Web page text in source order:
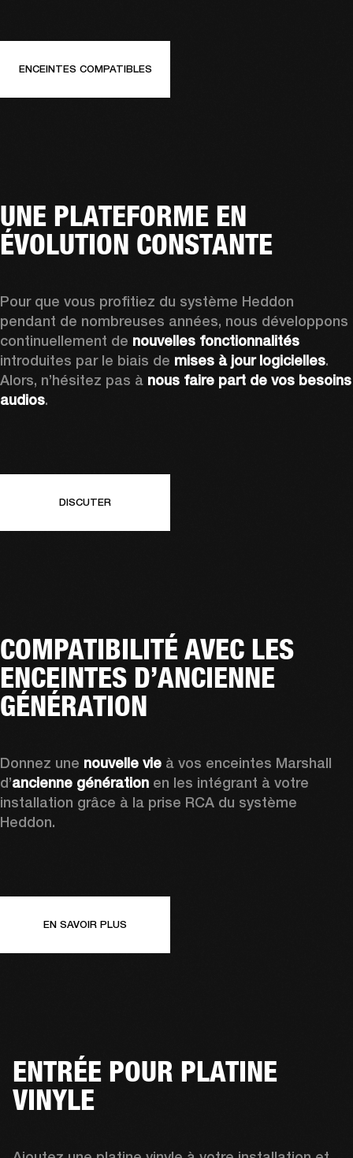
ENCEINTES COMPATIBLES
UNE PLATEFORME EN
ÉVOLUTION CONSTANTE
Pour que vous profitiez du système Heddon
pendant de nombreuses années, nous développons
continuellement de nouvelles fonctionnalités
introduites par le biais de mises à jour logicielles.
Alors, n’hésitez pas à nous faire part de vos besoins
audios.
DISCUTER
COMPATIBILITÉ AVEC LES
ENCEINTES D’ANCIENNE
GÉNÉRATION
Donnez une nouvelle vie à vos enceintes Marshall
d’ancienne génération en les intégrant à votre
installation grâce à la prise RCA du système
Heddon.
EN SAVOIR PLUS
ENTRÉE POUR PLATINE
VINYLE